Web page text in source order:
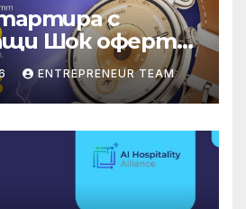
с
Шок оферти
онлайн
ENTREPRENEUR TEAM